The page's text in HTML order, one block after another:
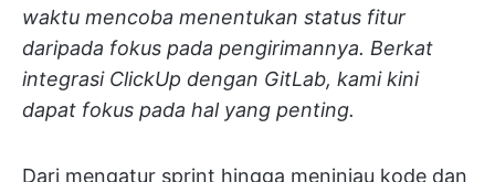
waktu mencoba menentukan status fitur
daripada fokus pada pengirimannya. Berkat
integrasi ClickUp dengan GitLab, kami kini
dapat fokus pada hal yang penting.
Dari mengatur sprint hingga meninjau kode dan